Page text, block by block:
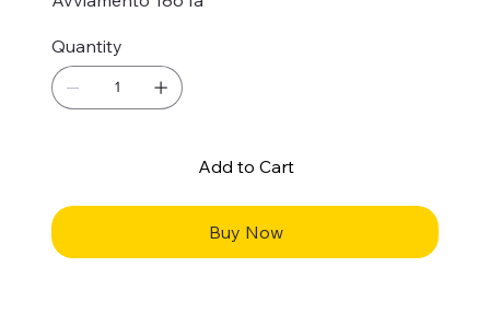
Quantity
Add to Cart
Buy Now